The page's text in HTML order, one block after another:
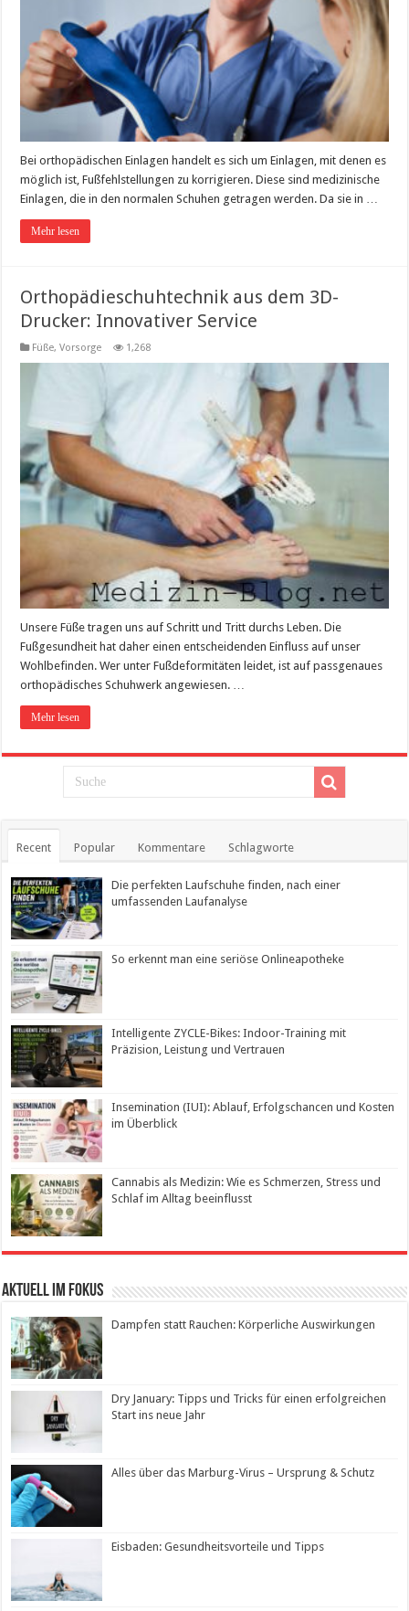
Bei orthopädischen Einlagen handelt es sich um Einlagen, mit denen es
möglich ist, Fußfehlstellungen zu korrigieren. Diese sind medizinische
Einlagen, die in den normalen Schuhen getragen werden. Da sie in …
Mehr lesen
Orthopädieschuhtechnik aus dem 3D-
Drucker: Innovativer Service
Füße,Vorsorge 1,268
Unsere Füße tragen uns auf Schritt und Tritt durchs Leben. Die
Fußgesundheit hat daher einen entscheidenden Einfluss auf unser
Wohlbefinden. Wer unter Fußdeformitäten leidet, ist auf passgenaues
orthopädisches Schuhwerk angewiesen. …
Mehr lesen
Recent Popular Kommentare Schlagworte
Die perfekten Laufschuhe finden, nach einer
umfassenden Laufanalyse
So erkennt man eine seriöse Onlineapotheke
Intelligente ZYCLE-Bikes: Indoor-Training mit
Präzision, Leistung und Vertrauen
Insemination (IUI): Ablauf, Erfolgschancen und Kosten
im Überblick
Cannabis als Medizin: Wie es Schmerzen, Stress und
Schlaf im Alltag beeinflusst
Aktuell im Fokus
Dampfen statt Rauchen: Körperliche Auswirkungen
Dry January: Tipps und Tricks für einen erfolgreichen
Start ins neue Jahr
Alles über das Marburg-Virus – Ursprung & Schutz
Eisbaden: Gesundheitsvorteile und Tipps